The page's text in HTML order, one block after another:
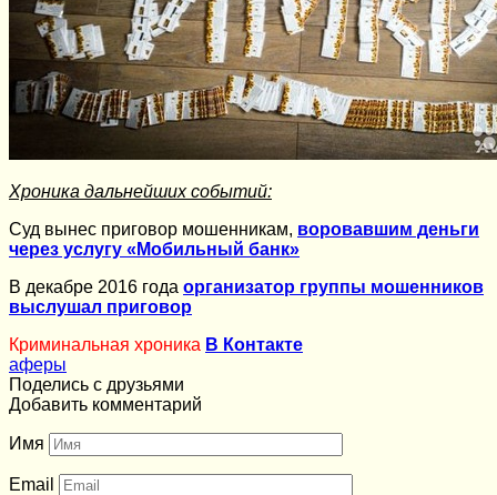
Хроника дальнейших событий:
Суд вынес приговор мошенникам, воровавшим деньги
через услугу «Мобильный банк»
В декабре 2016 года организатор группы мошенников
выслушал приговор
Криминальная хроника В Контакте
аферы
Поделись с друзьями
Добавить комментарий
Имя
Email